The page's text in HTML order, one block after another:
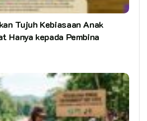
Tujuh Kebiasaan Anak
Hanya kepada Pembina